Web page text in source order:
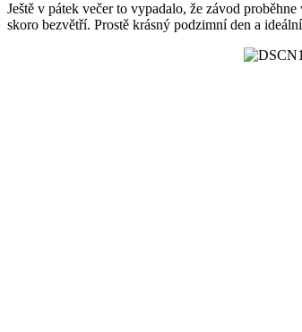
Ještě v pátek večer to vypadalo, že závod
skoro bezvětří. Prostě krásný podzimní den a